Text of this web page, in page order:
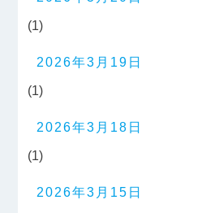
(1)
2026年3月19日
(1)
2026年3月18日
(1)
2026年3月15日